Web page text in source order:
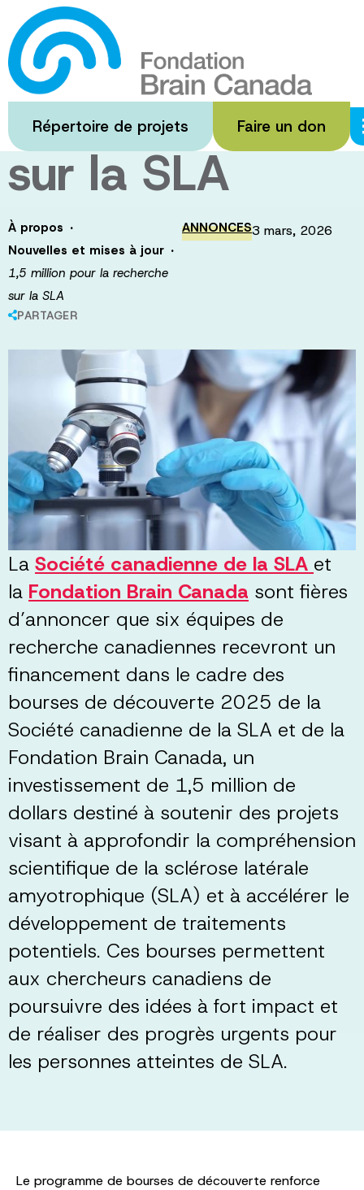
Passer
au
contenu
principal
Répertoire de projets Faire un don
1,5 million pour
la recherche
sur la SLA
À propos ·
Nouvelles et mises à jour ·
1,5 million pour la recherche
sur la SLA
PARTAGER
ANNONCES3 mars, 2026
La Société canadienne de la SLA et
la Fondation Brain Canada sont fières
d’annoncer que six équipes de
recherche canadiennes recevront un
financement dans le cadre des
bourses de découverte 2025 de la
Société canadienne de la SLA et de la
Fondation Brain Canada, un
investissement de 1,5 million de
dollars destiné à soutenir des projets
visant à approfondir la compréhension
scientifique de la sclérose latérale
amyotrophique (SLA) et à accélérer le
développement de traitements
potentiels. Ces bourses permettent
aux chercheurs canadiens de
poursuivre des idées à fort impact et
de réaliser des progrès urgents pour
les personnes atteintes de SLA.
Le programme de bourses de découverte renforce